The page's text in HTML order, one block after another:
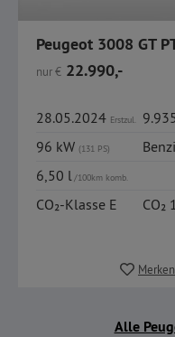
nur€ 22.990,-
28.05.2024 Erstzul.
96 kW (131 PS)
6,50 l/100km komb.
CO₂-Klasse E CO₂
Merken
Alle